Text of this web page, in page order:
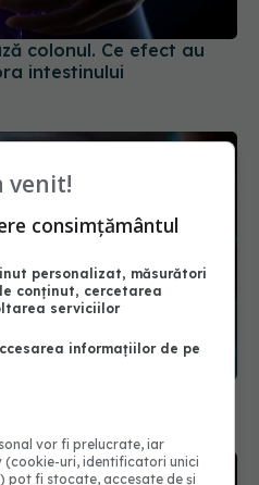
colonul. Ce efect au
intestinului
tău este iritat
venit!
consimțământul
personalizat, măsurători
conținut, cercetarea
serviciilor
informațiilor de pe
vor fi prelucrate, iar
uri, identificatori unici
pot fi stocate, accesate de și